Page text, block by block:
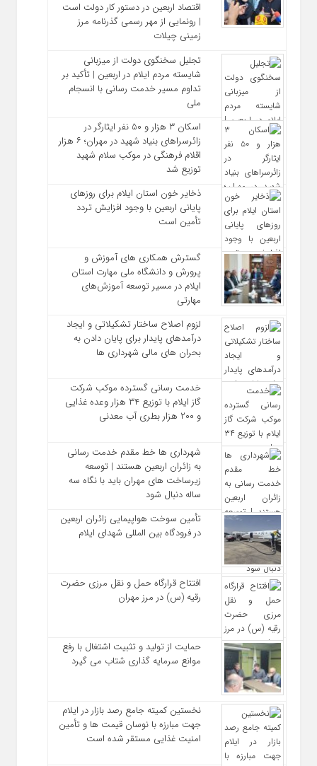
اقتصاد اربعین در دستور کار دولت است
| رونمایی از مهر رسمی گذرنامه مرز
زمینی چیلات
تجلیل سخنگوی دولت از میزبانی
شایسته مردم ایلام در اربعین | تأکید بر
تداوم مسیر خدمت‌ رسانی با انسجام
ملی
اسکان ۳ هزار و ۵۰ نفر ایثارگر در
زائرسراهای بنیاد شهید در مهران؛ ۶ هزار
اقلام فرهنگی در موکب سلام شهید
توزیع شد
ذخایر خون استان ایلام برای روزهای
پایانی اربعین با وجود افزایش تردد
تأمین است
گسترش همکاری‌ های آموزش و
پرورش و دانشگاه ملی مهارت استان
ایلام در مسیر توسعه آموزش‌های
مهارتی
لزوم اصلاح ساختار تشکیلاتی و ایجاد
درآمدهای پایدار برای پایان دادن به
بحران‌ های مالی شهرداری‌ ها
خدمت رسانی گسترده موکب شرکت
گاز ایلام با توزیع ۳۴ هزار وعده غذایی
و ۲۰۰ هزار بطری آب معدنی
شهرداری‌ ها خط مقدم خدمت ‌رسانی
به زائران اربعین هستند | توسعه
زیرساخت ‌های مهران باید با نگاه سه‌
ساله دنبال شود
تأمین سوخت هواپیمایی زائران اربعین
در فرودگاه بین المللی شهدای ایلام
افتتاح قرارگاه حمل‌ و نقل مرزی حضرت
رقیه (س) در مرز مهران
حمایت از تولید و تثبیت اشتغال با رفع
موانع سرمایه‌ گذاری شتاب می‌ گیرد
نخستین کمیته جامع رصد بازار در ایلام
جهت مبارزه با نوسان قیمت‌ ها و تأمین
امنیت غذایی مستقر شده است